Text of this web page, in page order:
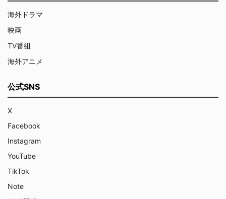
海外ドラマ
映画
TV番組
海外アニメ
公式SNS
X
Facebook
Instagram
YouTube
TikTok
Note